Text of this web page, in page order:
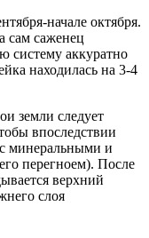
начале октября.
сам саженец
систему аккуратно
находилась на 3-4
земли следует
впоследствии
минеральными и
перегноем). После
верхний
слоя